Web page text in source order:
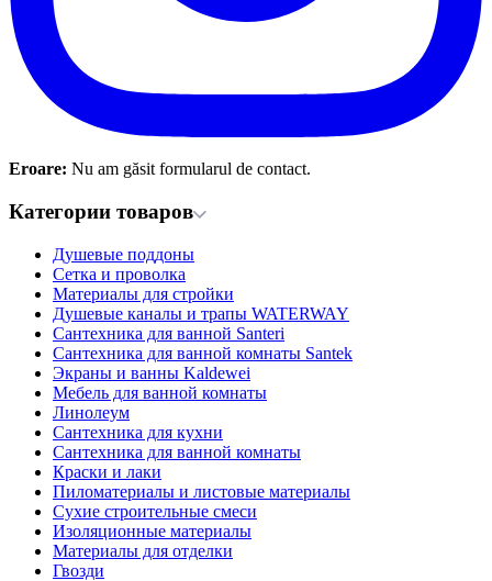
Eroare: Nu am găsit formularul de contact.
Категории товаров
Душевые поддоны
Сетка и проволка
Материалы для стройки
Душевые каналы и трапы WATERWAY
Сантехника для ванной Santeri
Сантехника для ванной комнаты Santek
Экраны и ванны Kaldewei
Мебель для ванной комнаты
Линолеум
Сантехника для кухни
Сантехника для ванной комнаты
Краски и лаки
Пиломатериалы и листовые материалы
Сухие строительные смеси
Изоляционные материалы
Материалы для отделки
Гвозди